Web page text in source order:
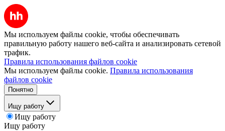
Мы используем файлы cookie, чтобы обеспечивать
правильную работу нашего веб-сайта и анализировать сетевой
трафик.
Правила использования файлов cookie
Мы используем файлы cookie. Правила использования
файлов cookie
Понятно
Ищу работу
Ищу работу
Ищу работу